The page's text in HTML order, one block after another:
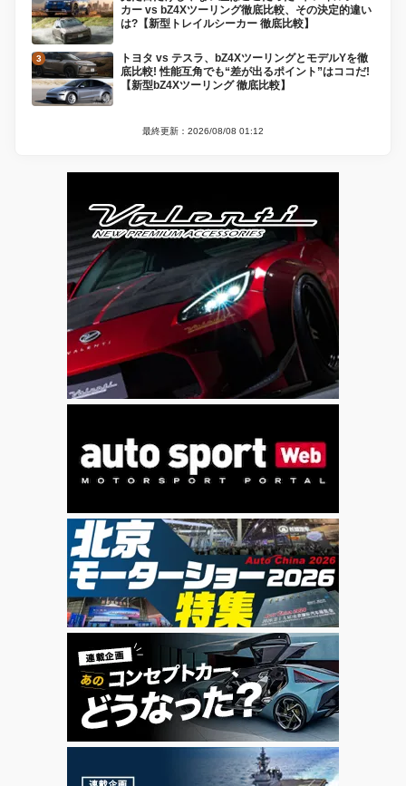
カー vs bZ4Xツーリング徹底比較、その決定的違い
は?【新型トレイルシーカー 徹底比較】
トヨタ vs テスラ、bZ4XツーリングとモデルYを徹
底比較! 性能互角でも“差が出るポイント”はココだ!
【新型bZ4Xツーリング 徹底比較】
最終更新：2026/08/08 01:12